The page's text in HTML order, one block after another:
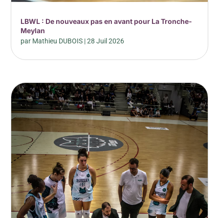
LBWL : De nouveaux pas en avant pour La Tronche-
Meylan
par Mathieu DUBOIS |28 Juil 2026